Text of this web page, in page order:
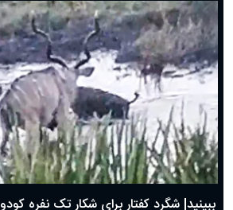
ببینید| شگرد کفتار برای شکار تک نفره کودو